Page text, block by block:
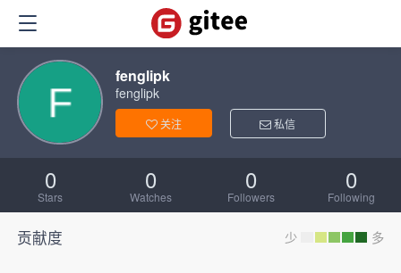
fenglipk
fenglipk
关注 私信
0
Stars
0
Watches
0
Followers
0
Following
贡献度 少 多